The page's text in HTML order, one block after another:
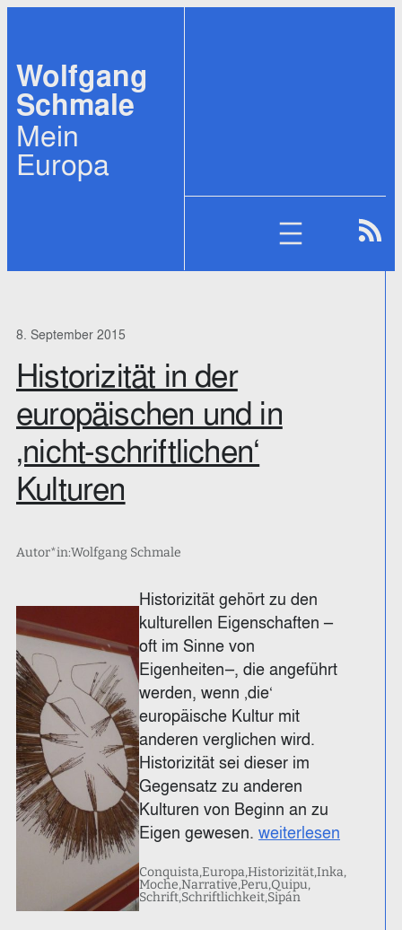
springen
Wolfgang
Schmale
Mein
Europa
8. September 2015
Historizität in der
europäischen und in
‚nicht-schriftlichen‘
Kulturen
Autor*in:Wolfgang Schmale
Historizität gehört zu den
kulturellen Eigenschaften –
oft im Sinne von
Eigenheiten–, die angeführt
werden, wenn ‚die‘
europäische Kultur mit
anderen verglichen wird.
Historizität sei dieser im
Gegensatz zu anderen
Kulturen von Beginn an zu
Eigen gewesen.weiterlesen
ConquistaEuropaHistorizitätInka
Moche Narrative Peru Quipu
Schrift Schriftlichkeit Sipán